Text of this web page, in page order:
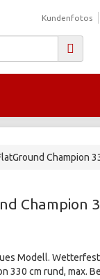
Kundenfotos
Champion
Champion
Modell.
330 cm rund, max.